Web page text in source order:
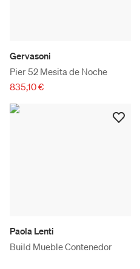
Gervasoni
Pier 52 Mesita de Noche
835,10 €
Paola Lenti
Build Mueble Contenedor